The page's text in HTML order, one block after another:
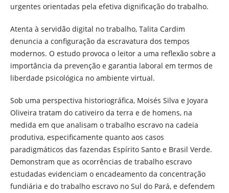
urgentes orientadas pela efetiva dignificação do trabalho.
Atenta à servidão digital no trabalho, Talita Cardim
denuncia a configuração da escravatura dos tempos
modernos. O estudo provoca o leitor a uma reflexão sobre a
importância da prevenção e garantia laboral em termos de
liberdade psicológica no ambiente virtual.
Sob uma perspectiva historiográfica, Moisés Silva e Joyara
Oliveira tratam do cativeiro da terra e de homens, na
medida em que analisam o trabalho escravo na cadeia
produtiva, especificamente quanto aos casos
paradigmáticos das fazendas Espírito Santo e Brasil Verde.
Demonstram que as ocorrências de trabalho escravo
estudadas evidenciam o encadeamento da concentração
fundiária e do trabalho escravo no Sul do Pará, e defendem